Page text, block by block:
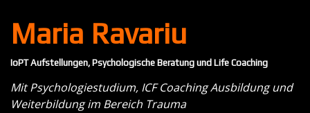
Maria Ravariu
IoPT Aufstellungen, Psychologische Beratung und Life Coaching
Mit Psychologiestudium, ICF Coaching Ausbildung und
Weiterbildung im Bereich Trauma